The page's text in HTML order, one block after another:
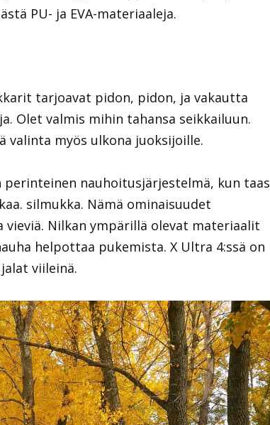
PU- ja EVA-materiaaleja.
tarjoavat pidon, pidon, ja vakautta
Olet valmis mihin tahansa seikkailuun.
valinta myös ulkona juoksijoille.
perinteinen nauhoitusjärjestelmä, kun taas
silmukka. Nämä ominaisuudet
Nilkan ympärillä olevat materiaalit
helpottaa pukemista. X Ultra 4:ssä on
viileinä.